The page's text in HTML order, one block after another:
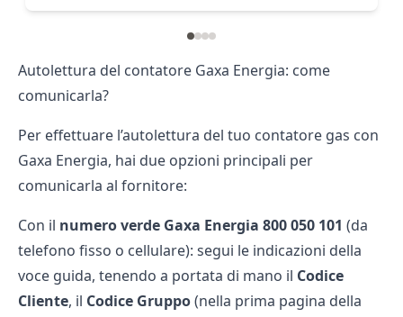
Autolettura del contatore Gaxa Energia: come
comunicarla?
Per effettuare l’autolettura del tuo contatore gas con
Gaxa Energia, hai due opzioni principali per
comunicarla al fornitore:
Con il numero verde Gaxa Energia 800 050 101 (da
telefono fisso o cellulare): segui le indicazioni della
voce guida, tenendo a portata di mano il Codice
Cliente, il Codice Gruppo(nella prima pagina della